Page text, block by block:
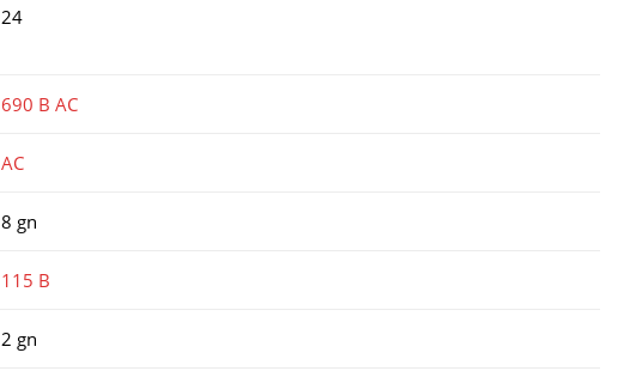
24
690 В AC
AC
8 gn
115 В
2 gn